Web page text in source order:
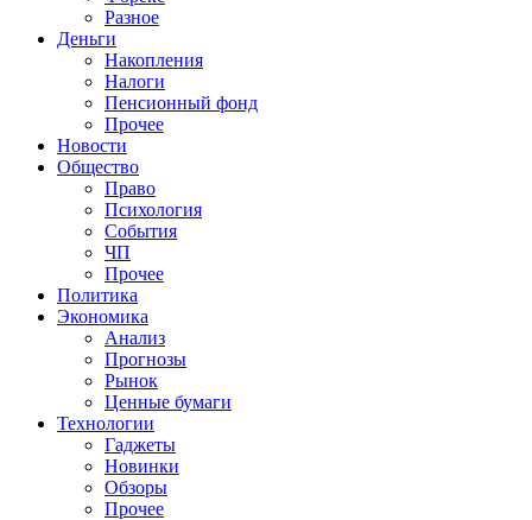
Разное
Деньги
Накопления
Налоги
Пенсионный фонд
Прочее
Новости
Общество
Право
Психология
События
ЧП
Прочее
Политика
Экономика
Анализ
Прогнозы
Рынок
Ценные бумаги
Технологии
Гаджеты
Новинки
Обзоры
Прочее